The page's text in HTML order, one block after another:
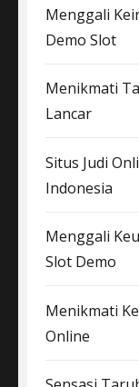
Menggali
Demo Slot
Menikmati
Lancar
Situs Judi
Indonesia
Menggali
Slot Demo
Menikmati
Online